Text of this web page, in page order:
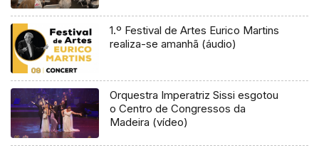
1.º Festival de Artes Eurico Martins
realiza-se amanhã (áudio)
Orquestra Imperatriz Sissi esgotou
o Centro de Congressos da
Madeira (vídeo)